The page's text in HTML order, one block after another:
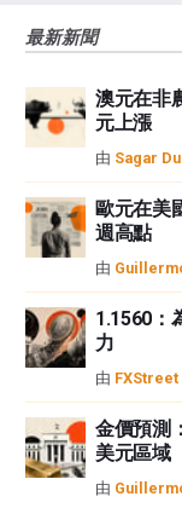
觀點，並不代表
如果文章正文中沒有明
中都沒有頭寸，也沒有
者沒有收到撰寫這篇文
性不作任何陳述。
或損害由此資訊及其顯
FXStreet並非註冊投資
最新新聞
澳元在非
元上漲
由 Sagar
歐元在美
週高點
由
1.1560：
力
由
金價預測
美元區域
由